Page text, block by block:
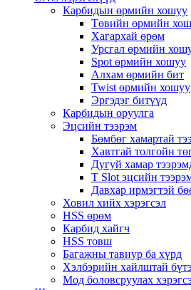
Карбидын өрмийн хошуу
Төвийн өрмийн
Хагархай өрөм
Урсгал өрмийн
Spot өрмийн хошуу
Алхам өрмийн бит
Twist өрмийн хошуу
Эргэдэг битүүд
Карбидын оруулга
Эцсийн тээрэм
Бөмбөг хамартай
Хавтгай толгойн
Дугуй хамар
T Slot эцсийн
Давхар ирмэгтэй
Ховил хийх хэрэгсэл
HSS өрөм
Карбид хайгч
HSS товш
Багажны тавиур ба хүрд
Хэлбэрийн хайлштай
Мод боловсруулах